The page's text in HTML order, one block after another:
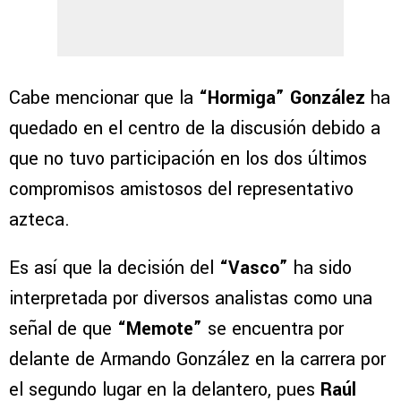
Cabe mencionar que la “Hormiga” González ha
quedado en el centro de la discusión debido a
que no tuvo participación en los dos últimos
compromisos amistosos del representativo
azteca.
Es así que la decisión del “Vasco” ha sido
interpretada por diversos analistas como una
señal de que “Memote” se encuentra por
delante de Armando González en la carrera por
el segundo lugar en la delantero, pues Raúl